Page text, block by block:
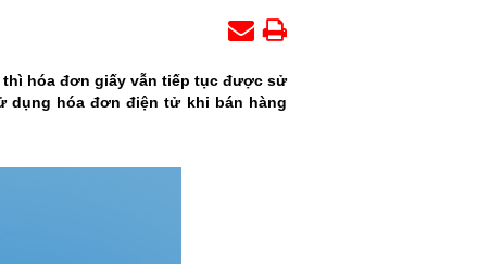
hóa đơn giấy vẫn tiếp tục được sử
dụng hóa đơn điện tử khi bán hàng